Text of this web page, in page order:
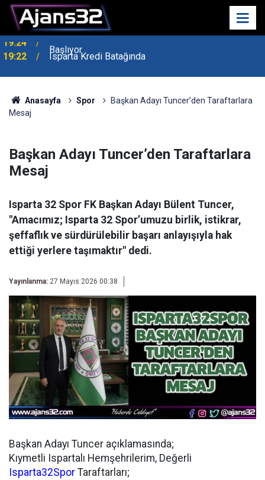
19:22 Isparta Kredi Batağında
Anasayfa Spor
Başkan Adayı Tuncer’den Taraftarlara
Mesaj
Başkan Adayı Tuncer’den Taraftarlara
Mesaj
Isparta 32 Spor FK Başkan Adayı Bülent Tuncer,
"Amacımız; Isparta 32 Spor’umuzu birlik, istikrar,
şeffaflık ve sürdürülebilir başarı anlayışıyla hak
ettiği yerlere taşımaktır" dedi.
Yayınlanma: 27 Mayıs 2026 00:38
Başkan Adayı Tuncer açıklamasında;
Kıymetli Ispartalı Hemşehrilerim, Değerli
Isparta32Spor Taraftarları;